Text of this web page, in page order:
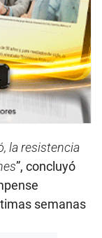
la resistencia
”, concluyó
semanas